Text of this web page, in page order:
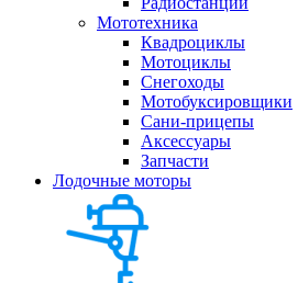
Мототехника
Квадроциклы
Мотоциклы
Снегоходы
Мотобуксировщики
Сани-прицепы
Аксессуары
Запчасти
Лодочные моторы